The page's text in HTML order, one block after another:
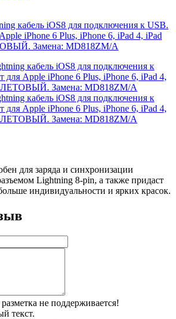
кабель iOS8 для подключения к USB.
iPhone 6 Plus, iPhone 6, iPad 4, iPad
Замена: MD818ZM/A
для заряда и синхронизации
Lightning 8-pin, а также придаст
индивидуальности и ярких красок.
не поддерживается!
текст.